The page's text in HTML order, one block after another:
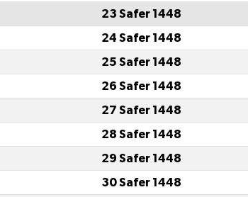
23 Safer 1448
24 Safer 1448
25 Safer 1448
26 Safer 1448
27 Safer 1448
28 Safer 1448
29 Safer 1448
30 Safer 1448